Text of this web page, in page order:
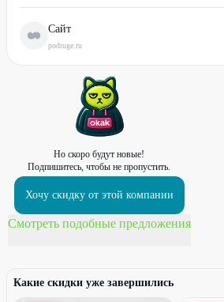
Сайт
podruge.ru
Но скоро будут новые!
Подпишитесь, чтобы не пропустить.
Хочу скидку от этой компании
Смотреть подобные предложения
Какие скидки уже завершились